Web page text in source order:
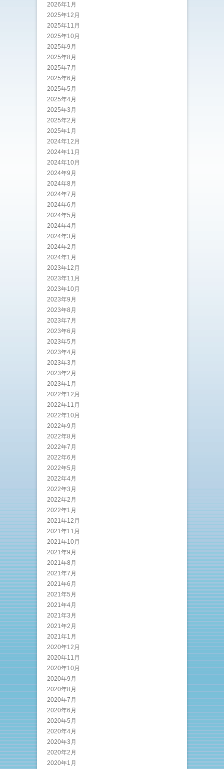
2026年1月
2025年12月
2025年11月
2025年10月
2025年9月
2025年8月
2025年7月
2025年6月
2025年5月
2025年4月
2025年3月
2025年2月
2025年1月
2024年12月
2024年11月
2024年10月
2024年9月
2024年8月
2024年7月
2024年6月
2024年5月
2024年4月
2024年3月
2024年2月
2024年1月
2023年12月
2023年11月
2023年10月
2023年9月
2023年8月
2023年7月
2023年6月
2023年5月
2023年4月
2023年3月
2023年2月
2023年1月
2022年12月
2022年11月
2022年10月
2022年9月
2022年8月
2022年7月
2022年6月
2022年5月
2022年4月
2022年3月
2022年2月
2022年1月
2021年12月
2021年11月
2021年10月
2021年9月
2021年8月
2021年7月
2021年6月
2021年5月
2021年4月
2021年3月
2021年2月
2021年1月
2020年12月
2020年11月
2020年10月
2020年9月
2020年8月
2020年7月
2020年6月
2020年5月
2020年4月
2020年3月
2020年2月
2020年1月